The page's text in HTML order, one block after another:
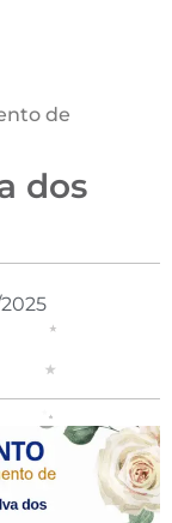
de
dos